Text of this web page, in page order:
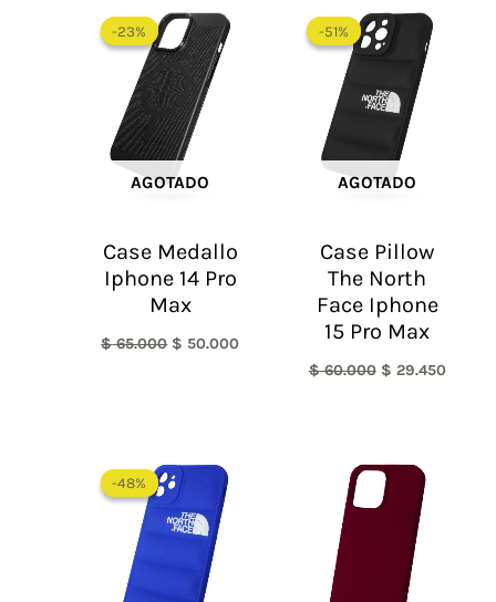
-23%
AGOTADO
-23%
Case Medallo
Iphone 14 Pro
Max
$65.000
precio
original
era:
$ 65.000.
$ 50.000
-51%
AGOTADO
-51%
Case Pillow
The North
Face Iphone
15 Pro Max
$60.000
precio
original
$ 60.000.
$ 29.450
-48%
-48%
precio
original
era:
$ 60.000.